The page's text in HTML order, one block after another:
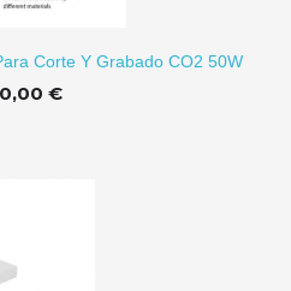
Corte Y Grabado CO2 50W
€